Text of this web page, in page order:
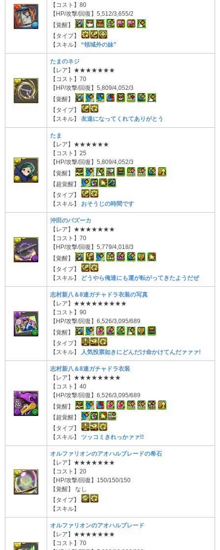
【コスト】80
【HP/攻撃/回復】5,512/3,655/2
【覚醒】
【タイプ】
【スキル】 “領域外の妹”
たまのネジ
【レア】★★★★★★★
【コスト】70
【HP/攻撃/回復】5,809/4,052/3
【覚醒】
【タイプ】
【スキル】 友達になってくれてありがとう
たま
【レア】★★★★★★
【コスト】25
【HP/攻撃/回復】5,809/4,052/3
【覚醒】
【超覚醒】
【タイプ】
【スキル】 おそうじの時間です
沖田のバズーカ
【レア】★★★★★★★
【コスト】70
【HP/攻撃/回復】5,779/4,018/3
【覚醒】
【タイプ】
【スキル】
どうやら俺達にも運が転がってきたようだぜ
志村新八＆8連ガチャドラ衣装の写真
【レア】★★★★★★★★★
【コスト】90
【HP/攻撃/回復】6,526/3,095/689
【覚醒】
【タイプ】
【スキル】
人気投票如きにどんだけ命かけてんだァァァ!
志村新八＆8連ガチャドラ衣装
【レア】★★★★★★★★
【コスト】40
【HP/攻撃/回復】6,526/3,095/689
【覚醒】
【超覚醒】
【タイプ】
【スキル】 ツッコミきれっかァァ!!
オルファリオンのアオハルブレードの希石
【レア】★★★★★★★
【コスト】20
【HP/攻撃/回復】150/150/150
【覚醒】 なし
【タイプ】
【スキル】
オルファリオンのアオハルブレード
【レア】★★★★★★★
【コスト】70